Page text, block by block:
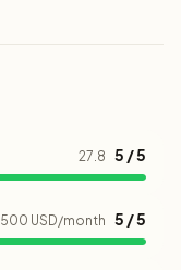
27.8 5 / 5
USD/month 5 / 5